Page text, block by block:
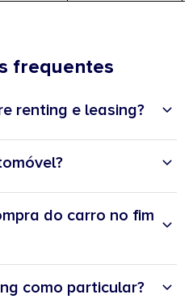
frequentes
renting e leasing?
leasing
do carro no fim
como particular?